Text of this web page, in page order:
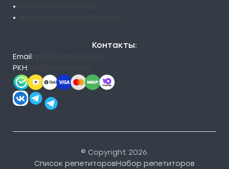
•
•
Контакты:
Email:
РКН:
© Copyright 2026.
Список репетиторовНабор репетиторов